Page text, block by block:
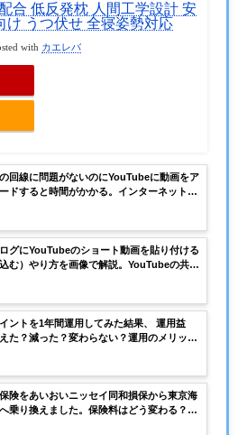
合 低反発枕 人間工学設計 安
け うつ伏せ 全寝姿勢対応
with カエレバ
回線に問題がないのにYouTubeに動画をア
ドすると時間がかかる。インターネットの
グにYouTubeのショート動画を貼り付ける
込む）やり方を画像で解説。YouTubeの共有
ントを1年間運用してみた結果、 運用益
た？減った？変わらない？運用のメリット
険をあいおいニッセイ同和損保から東京海
へ乗り換えました。保険料はどう変わる？安